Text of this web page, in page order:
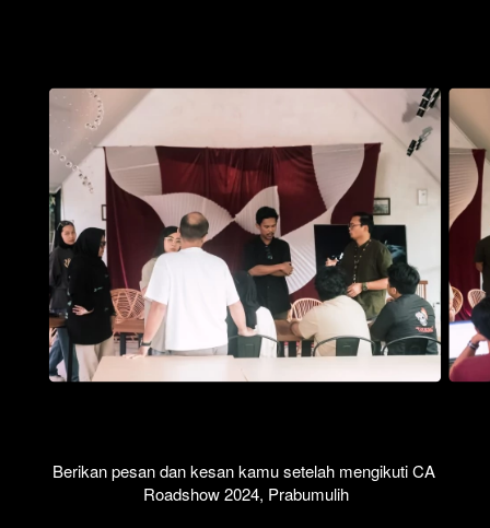
Berikan pesan dan kesan kamu setelah mengikuti CA
Roadshow 2024, Prabumulih